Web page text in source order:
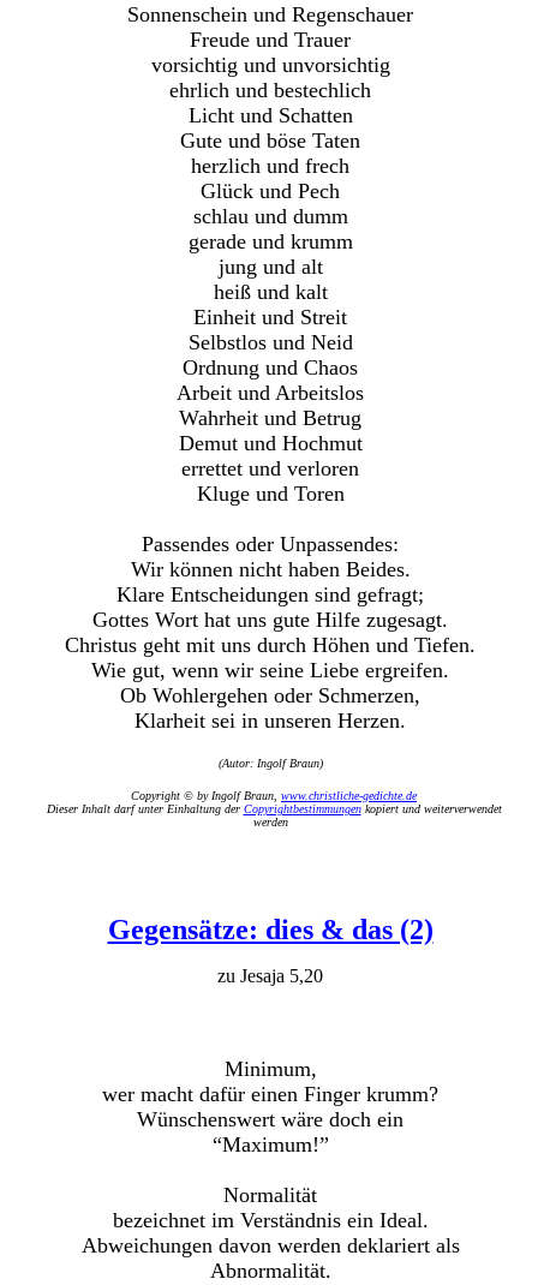
Sonnenschein und Regenschauer
Freude und Trauer
vorsichtig und unvorsichtig
ehrlich und bestechlich
Licht und Schatten
Gute und böse Taten
herzlich und frech
Glück und Pech
schlau und dumm
gerade und krumm
jung und alt
heiß und kalt
Einheit und Streit
Selbstlos und Neid
Ordnung und Chaos
Arbeit und Arbeitslos
Wahrheit und Betrug
Demut und Hochmut
errettet und verloren
Kluge und Toren
Passendes oder Unpassendes:
Wir können nicht haben Beides.
Klare Entscheidungen sind gefragt;
Gottes Wort hat uns gute Hilfe zugesagt.
Christus geht mit uns durch Höhen und Tiefen.
Wie gut, wenn wir seine Liebe ergreifen.
Ob Wohlergehen oder Schmerzen,
Klarheit sei in unseren Herzen.
(Autor: Ingolf Braun)
Copyright © by Ingolf Braun, www.christliche-gedichte.de
Dieser Inhalt darf unter Einhaltung der Copyrightbestimmungenkopiert und weiterverwendet
werden
Gegensätze: dies & das (2)
zu Jesaja 5,20
Minimum,
wer macht dafür einen Finger krumm?
Wünschenswert wäre doch ein
“Maximum!”
Normalität
bezeichnet im Verständnis ein Ideal.
Abweichungen davon werden deklariert als
Abnormalität.